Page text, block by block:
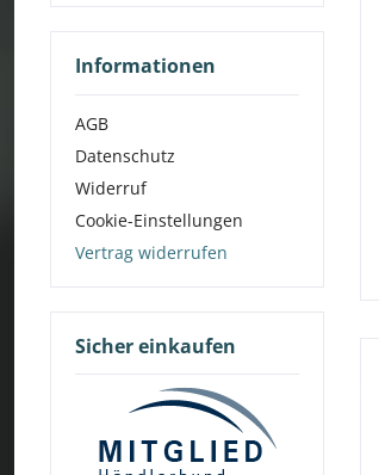
Informationen
AGB
Datenschutz
Widerruf
Cookie-Einstellungen
Vertrag widerrufen
Sicher einkaufen